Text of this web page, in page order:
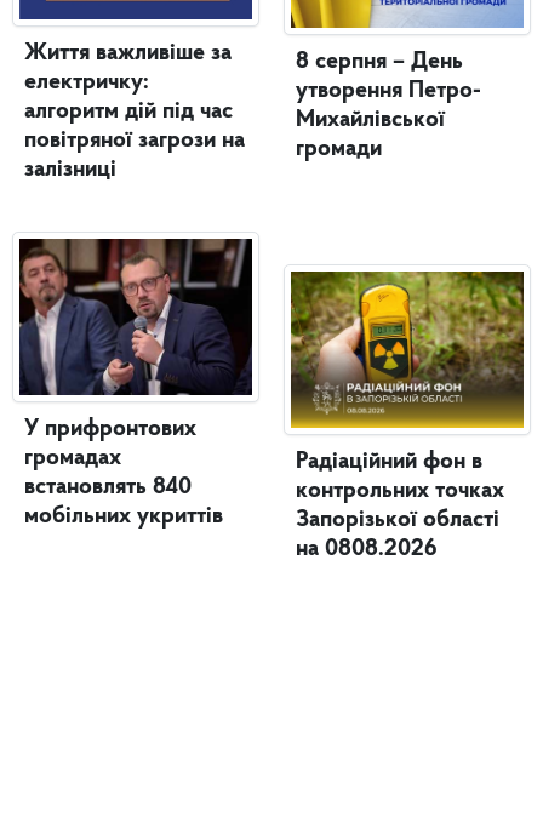
Життя важливіше за
електричку:
алгоритм дій під час
повітряної загрози на
залізниці
У прифронтових
громадах
встановлять 840
мобільних укриттів
8 серпня – День
утворення Петро-
Михайлівської
громади
Радіаційний фон в
контрольних точках
Запорізької області
на 0808.2026